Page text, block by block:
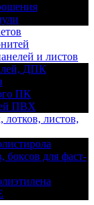
и листов
ДПК
ПК
ПВХ
листов,
боксов для фаст-